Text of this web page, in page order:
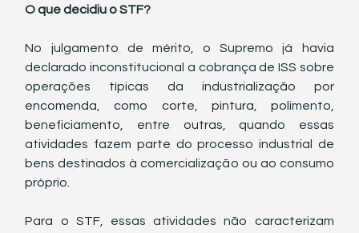
O que decidiu o STF?
No julgamento de mérito, o Supremo já havia
declarado inconstitucional a cobrança de ISS sobre
operações típicas da industrialização por
encomenda, como corte, pintura, polimento,
beneficiamento, entre outras, quando essas
atividades fazem parte do processo industrial de
bens destinados à comercialização ou ao consumo
próprio.
Para o STF, essas atividades não caracterizam